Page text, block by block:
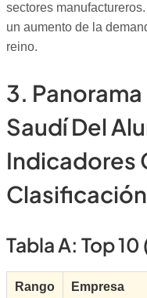
sectores
un aumento de la
reino.
3.
Saudí Del
Indicadores
Tabla A: Top
Rango Empresa